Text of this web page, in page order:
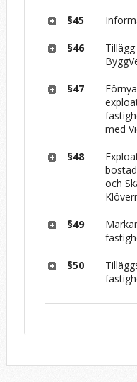
§45
§46
§47
med
§48
och
§49
§50